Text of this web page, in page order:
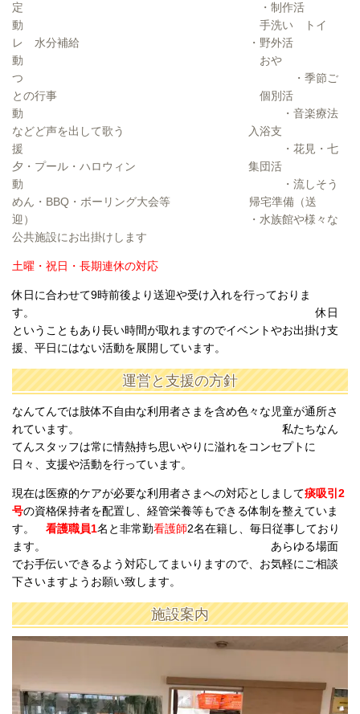
定 ・制作活
動 手洗い トイ
レ 水分補給 ・野外活
動 おや
つ ・季節ご
との行事 個別活
動 ・音楽療法
などど声を出して歌う 入浴支
援 ・花見・七
夕・プール・ハロウィン 集団活
動 ・流しそう
めん・BBQ・ボーリング大会等 帰宅準備（送
迎） ・水族館や様々な
公共施設にお出掛けします
土曜・祝日・長期連休の対応
休日に合わせて9時前後より送迎や受け入れを行っておりま
す。 休日
ということもあり長い時間が取れますのでイベントやお出掛け支
援、平日にはない活動を展開しています。
運営と支援の方針
なんてんでは肢体不自由な利用者さまを含め色々な児童が通所さ
れています。 私たちなん
てんスタッフは常に情熱持ち思いやりに溢れをコンセプトに
日々、支援や活動を行っています。
現在は医療的ケアが必要な利用者さまへの対応としまして痰吸引2
号の資格保持者を配置し、経管栄養等もできる体制を整えていま
す。 看護職員1名と非常勤看護師2名在籍し、毎日従事しており
ます。
あらゆる場面
でお手伝いできるよう対応してまいりますので、お気軽にご相談
下さいますようお願い致します。
施設案内